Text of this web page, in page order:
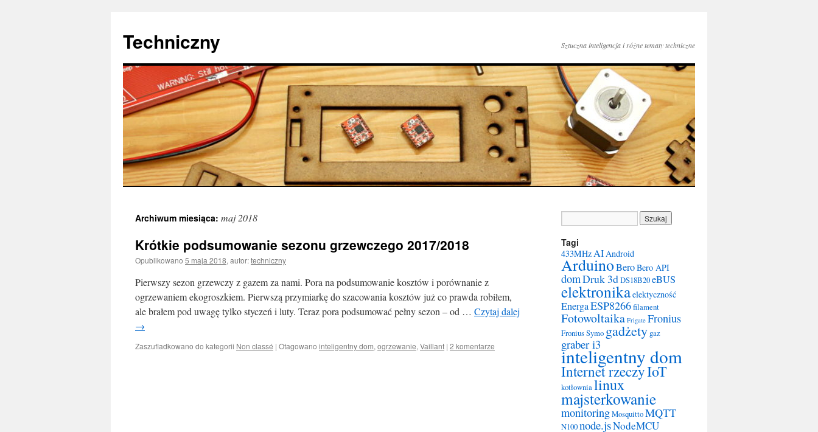
Techniczny Sztuczna inteligencja i różne tematy techniczne
do
treści
Archiwum miesiąca: maj 2018
Krótkie podsumowanie sezonu grzewczego 2017/2018
Opublikowano 5 maja 2018, autor:techniczny
Pierwszy sezon grzewczy z gazem za nami. Pora na podsumowanie kosztów i porównanie z
ogrzewaniem ekogroszkiem. Pierwszą przymiarkę do szacowania kosztów już co prawda robiłem,
ale brałem pod uwagę tylko styczeń i luty. Teraz pora podsumować pełny sezon – od … Czytaj dalej
→
Zaszufladkowano do kategorii Non classé | Otagowano inteligentny dom, ogrzewanie, Vaillant | 2 komentarze
Tagi
433MHzAIAndroid
ArduinoBeroBero API
domDruk 3dDS18B20eBUS
elektronikaelektyczność
EnergaESP8266filament
Fotowoltaika Frigate Fronius
Fronius Symo gadżety gaz
graber i3
inteligentny dom
Internet rzeczyIoT
kotłownialinux
majsterkowanie
monitoringMosquittoMQTT
N100node.jsNodeMCU